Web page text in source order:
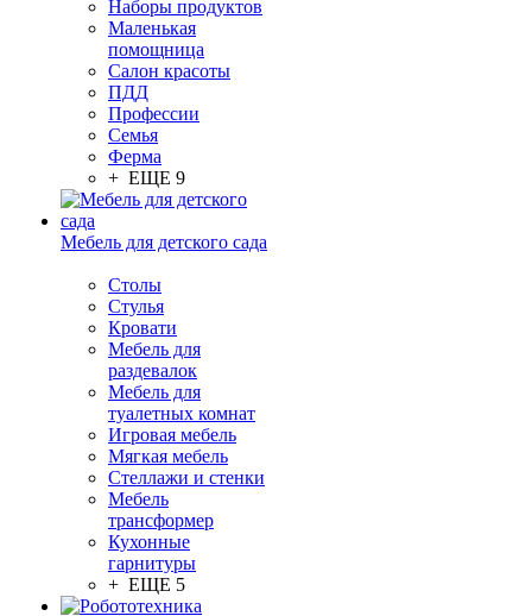
Наборы продуктов
Маленькая
помощница
Салон красоты
ПДД
Профессии
Семья
Ферма
+ ЕЩЕ 9
Мебель для детского сада
Столы
Cтулья
Кровати
Мебель для
раздевалок
Мебель для
туалетных комнат
Игровая мебель
Мягкая мебель
Стеллажи и стенки
Мебель
трансформер
Кухонные
гарнитуры
+ ЕЩЕ 5